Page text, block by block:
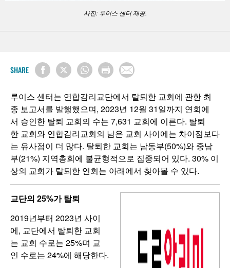
사진: 루이스 센터 제공.
SHARE
루이스 센터는 연합감리교단에서 탈퇴한 교회에 관한 최
종 보고서를 발행했으며, 2023년 12월 31일까지 연회에
서 승인한 탈퇴 교회의 수는 7,631 교회에 이른다. 탈퇴
한 교회와 연합감리교회의 남은 교회 사이에는 차이점보다
는 유사점이 더 많다. 탈퇴한 교회는 남동부(50%)와 중남
부(21%) 지역총회에 불균형적으로 집중되어 있다. 30% 이
상의 교회가 탈퇴한 연회는 아래에서 찾아볼 수 있다.
교단의 25%가 탈퇴
2019년부터 2023년 사이
에, 교단에서 탈퇴한 교회
는 교회 수로는 25%며 교
인 수로는 24%에 해당한다.